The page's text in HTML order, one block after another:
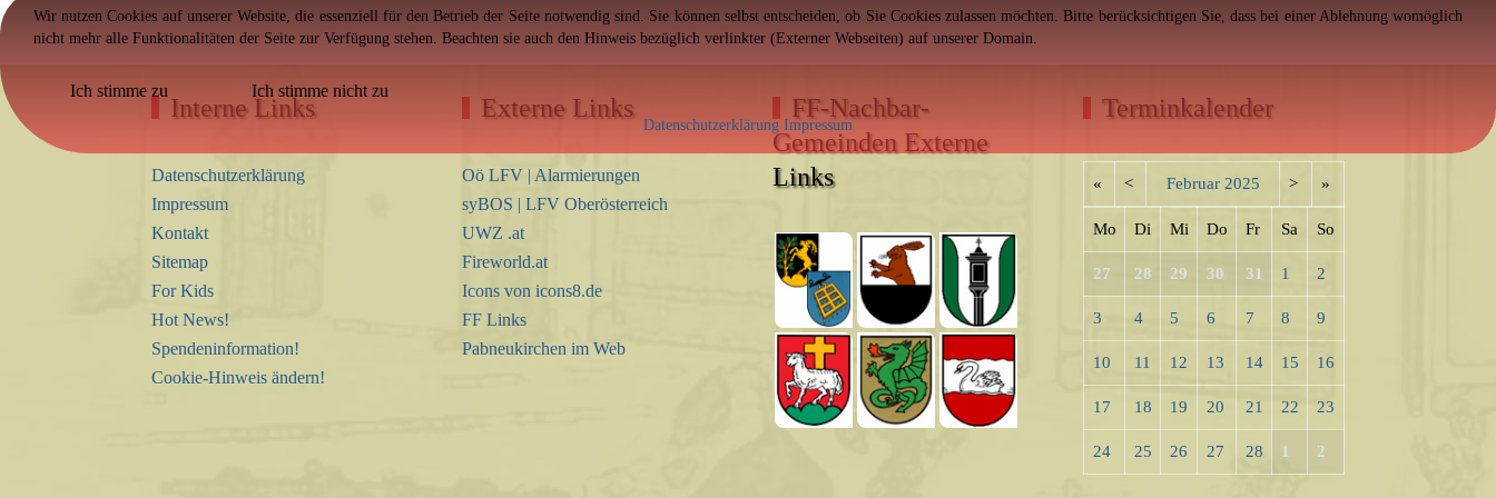
Interne Links
Datenschutzerklärung
Impressum
Kontakt
Sitemap
For Kids
Hot News!
Spendeninformation!
Cookie-Hinweis ändern!
Externe Links
Oö LFV | Alarmierungen
syBOS | LFV Oberösterreich
UWZ .at
Fireworld.at
Icons von icons8.de
FF Links
Pabneukirchen im Web
FF-Nachbar-
Gemeinden Externe
Links
Terminkalender
« < Februar 2025 > »
Mo Di Mi Do Fr Sa So
27 28 29 30 31 1 2
3 4 5 6 7 8 9
10 11 12 13 14 15 16
17 18 19 20 21 22 23
24 25 26 27 28 1 2
Wir nutzen Cookies auf unserer Website, die essenziell für den Betrieb der Seite notwendig sind. Sie können selbst entscheiden, ob Sie Cookies zulassen möchten. Bitte berücksichtigen Sie, dass bei einer Ablehnung womöglich
nicht mehr alle Funktionalitäten der Seite zur Verfügung stehen. Beachten sie auch den Hinweis bezüglich verlinkter (Externer Webseiten) auf unserer Domain.
Ich stimme zu Ich stimme nicht zu
Datenschutzerklärung Impressum